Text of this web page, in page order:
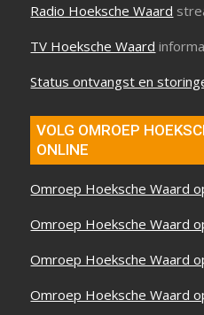
Radio Hoeksche Waard
TV Hoeksche Waard
Status ontvangst en
VOLG OMROEP
ONLINE
Omroep Hoeksche Waard
Omroep Hoeksche Waard
Omroep Hoeksche Waard
Omroep Hoeksche Waard